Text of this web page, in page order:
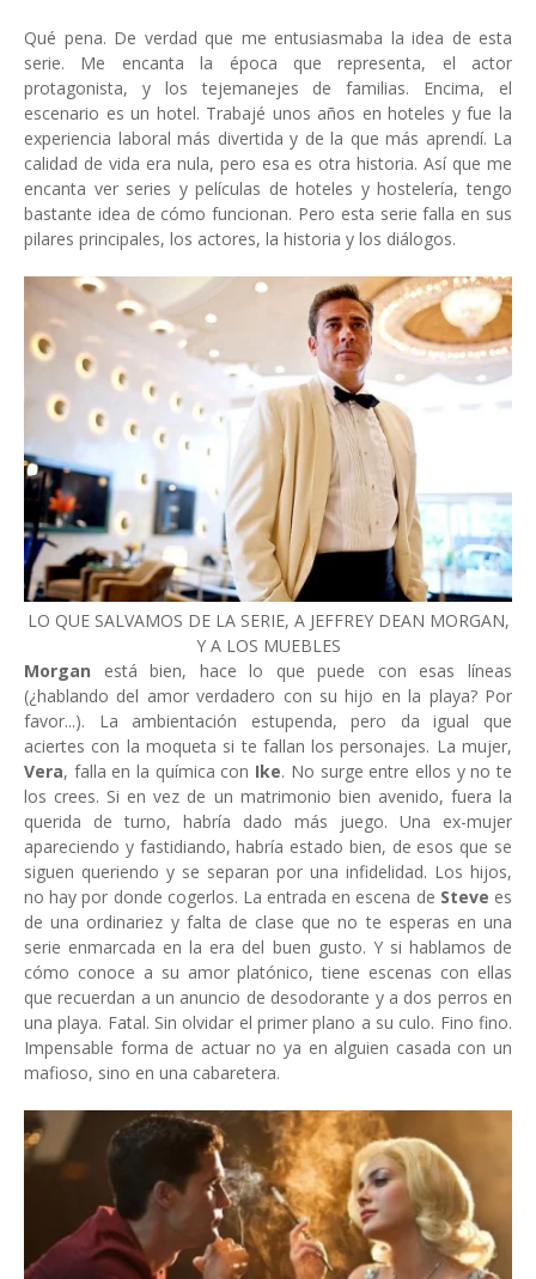
Qué pena. De verdad que me entusiasmaba la idea de esta
serie. Me encanta la época que representa, el actor
protagonista, y los tejemanejes de familias. Encima, el
escenario es un hotel. Trabajé unos años en hoteles y fue la
experiencia laboral más divertida y de la que más aprendí. La
calidad de vida era nula, pero esa es otra historia. Así que me
encanta ver series y películas de hoteles y hostelería, tengo
bastante idea de cómo funcionan. Pero esta serie falla en sus
pilares principales, los actores, la historia y los diálogos.
LO QUE SALVAMOS DE LA SERIE, A JEFFREY DEAN MORGAN,
Y A LOS MUEBLES
Morgan está bien, hace lo que puede con esas líneas
(¿hablando del amor verdadero con su hijo en la playa? Por
favor...). La ambientación estupenda, pero da igual que
aciertes con la moqueta si te fallan los personajes. La mujer,
Vera, falla en la química con Ike. No surge entre ellos y no te
los crees. Si en vez de un matrimonio bien avenido, fuera la
querida de turno, habría dado más juego. Una ex-mujer
apareciendo y fastidiando, habría estado bien, de esos que se
siguen queriendo y se separan por una infidelidad. Los hijos,
no hay por donde cogerlos. La entrada en escena de Steve es
de una ordinariez y falta de clase que no te esperas en una
serie enmarcada en la era del buen gusto. Y si hablamos de
cómo conoce a su amor platónico, tiene escenas con ellas
que recuerdan a un anuncio de desodorante y a dos perros en
una playa. Fatal. Sin olvidar el primer plano a su culo. Fino fino.
Impensable forma de actuar no ya en alguien casada con un
mafioso, sino en una cabaretera.